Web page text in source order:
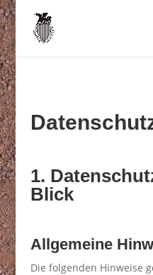
1.
Blick
Allgemeine
Die folgenden Hinweise